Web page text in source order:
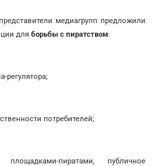
медиагрупп предложили
для борьбы с пиратством:
регулятора;
потребителей;
пиратами, публичное